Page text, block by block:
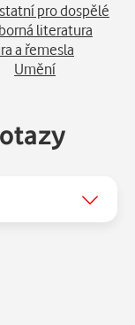
pro dospělé
literatura
a řemesla
Umění